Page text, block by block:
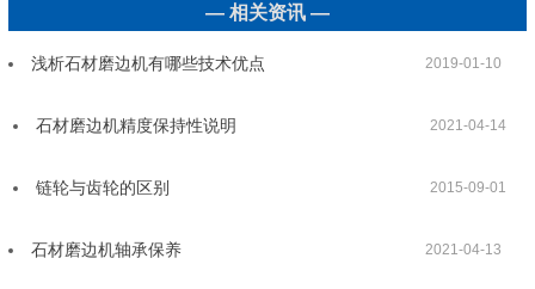
— 相关资讯 —
浅析石材磨边机有哪些技术优点 2019-01-10
石材磨边机精度保持性说明 2021-04-14
链轮与齿轮的区别 2015-09-01
石材磨边机轴承保养 2021-04-13